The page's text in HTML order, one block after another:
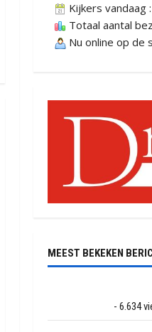
Kijkers vandaag
Totaal aantal
Nu online op de
MEEST BEKEKEN
- 6.634